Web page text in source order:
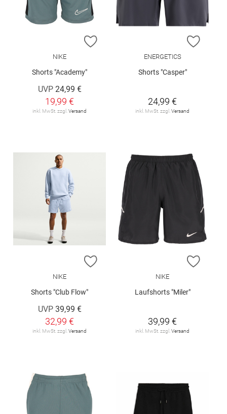
ZUR WUNSCHLISTE HINZUFÜGEN
NIKE
Shorts "Academy"
UVP 24,99 €
19,99 €
inkl. MwSt. zzgl. Versand
ZUR
ENERGETICS
Shorts "Casper"
24,99 €
inkl. MwSt. zzgl. Versand
ZUR WUNSCHLISTE HINZUFÜGEN
NIKE
Shorts "Club Flow"
UVP 39,99 €
32,99 €
inkl. MwSt. zzgl. Versand
ZUR
NIKE
Laufshorts "Miler"
39,99 €
inkl. MwSt. zzgl. Versand